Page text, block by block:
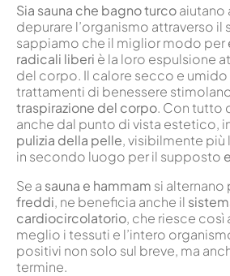
Sia sauna che bagno turcoaiutano
depurare l’organismo attraverso il
sappiamo che il miglior modo per
radicali liberi è la loro espulsione
del corpo. Il calore secco e
trattamenti di benessere
traspirazione del corpo. Con tutto
anche dal punto di vista estetico,
pulizia della pelle, visibilmente più
in secondo luogo per il supposto
Se a sauna e hammam si alternano
freddi, ne beneficia anche il
cardiocircolatorio, che riesce così
meglio i tessuti e l’intero
positivi non solo sul breve, ma
termine.